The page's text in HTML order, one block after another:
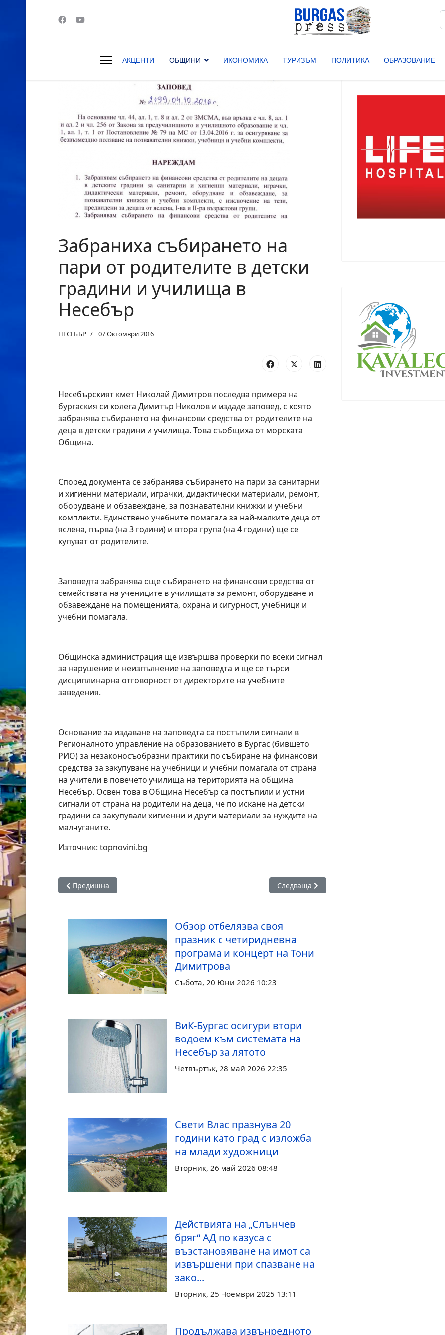
АКЦЕНТИ ОБЩИНИ ИКОНОМИКА ТУРИЗЪМ ПОЛИТИКА ОБРАЗОВАНИЕ
Забраниха събирането на
пари от родителите в детски
градини и училища в
Несебър
НЕСЕБЪР 07 Октомври 2016
Несебърският кмет Николай Димитров последва примера на
бургаския си колега Димитър Николов и издаде заповед, с която
забранява събирането на финансови средства от родителите на
деца в детски градини и училища. Това съобщиха от морската
Община.
Според документа се забранява събирането на пари за санитарни
и хигиенни материали, играчки, дидактически материали, ремонт,
оборудване и обзавеждане, за познавателни книжки и учебни
комплекти. Единствено учебните помагала за най-малките деца от
яслена, първа (на 3 години) и втора група (на 4 години) ще се
купуват от родителите.
Заповедта забранява още събирането на финансови средства от
семействата на учениците в училищата за ремонт, оборудване и
обзавеждане на помещенията, охрана и сигурност, учебници и
учебни помагала.
Общинска администрация ще извършва проверки по всеки сигнал
за нарушение и неизпълнение на заповедта и ще се търси
дисциплинарна отговорност от директорите на учебните
заведения.
Основание за издаване на заповедта са постъпили сигнали в
Регионалното управление на образованието в Бургас (бившето
РИО) за незаконосъобразни практики по събиране на финансови
средства за закупуване на учебници и учебни помагала от страна
на учители в повечето училища на територията на община
Несебър. Освен това в Община Несебър са постъпили и устни
сигнали от страна на родители на деца, че по искане на детски
градини са закупували хигиенни и други материали за нуждите на
малчуганите.
Източник: topnovini.bg
Предишна статия: Втори труп в Несебър: Мумифициран с шорти
Предишна Следваща статия: Несебър иска да възстанови
Следваща
Обзор отбелязва своя
празник с четиридневна
програма и концерт на Тони
Димитрова
Събота, 20 Юни 2026 10:23
ВиК-Бургас осигури втори
водоем към системата на
Несебър за лятото
Четвъртък, 28 май 2026 22:35
Свети Влас празнува 20
години като град с изложба
на млади художници
Вторник, 26 май 2026 08:48
Действията на „Слънчев
бряг“ АД по казуса с
възстановяване на имот са
извършени при спазване на
зако...
Вторник, 25 Ноември 2025 13:11
Продължава извънредното